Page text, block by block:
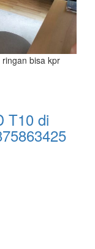
bisa kpr
T10 di